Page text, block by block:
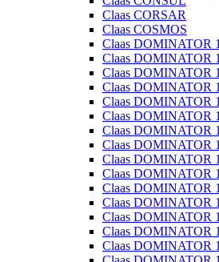
Claas CORSAR
Claas COSMOS
Claas DOMINATOR
Claas DOMINATOR
Claas DOMINATOR
Claas DOMINATOR
Claas DOMINATOR
Claas DOMINATOR
Claas DOMINATOR
Claas DOMINATOR
Claas DOMINATOR
Claas DOMINATOR
Claas DOMINATOR
Claas DOMINATOR
Claas DOMINATOR
Claas DOMINATOR
Claas DOMINATOR